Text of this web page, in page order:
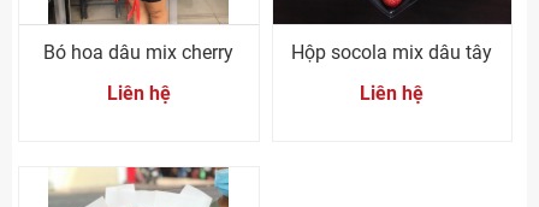
Bó hoa dâu mix cherry
Liên hệ
Hộp socola mix dâu tây
Liên hệ